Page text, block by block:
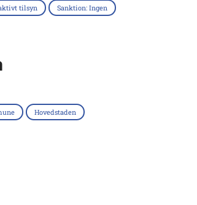
tilsyn Sanktion: Ingen
Hovedstaden